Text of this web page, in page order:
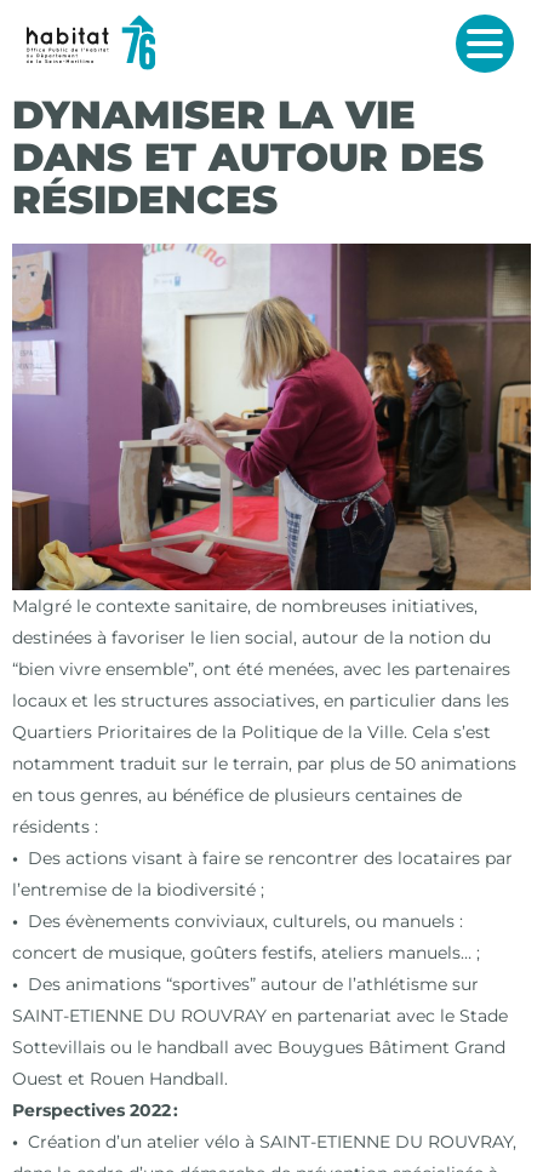
MENU
DYNAMISER LA VIE
DANS ET AUTOUR DES
RÉSIDENCES
Malgré le contexte sanitaire, de nombreuses initiatives,
destinées à favoriser le lien social, autour de la notion du
“bien vivre ensemble”, ont été menées, avec les partenaires
locaux et les structures associatives, en particulier dans les
Quartiers Prioritaires de la Politique de la Ville. Cela s’est
notamment traduit sur le terrain, par plus de 50 animations
en tous genres, au bénéfice de plusieurs centaines de
résidents :
•Des actions visant à faire se rencontrer des locataires par
l’entremise de la biodiversité ;
• Des évènements conviviaux, culturels, ou manuels :
concert de musique, goûters festifs, ateliers manuels… ;
•Des animations “sportives” autour de l’athlétisme sur
SAINT-ETIENNE DU ROUVRAY en partenariat avec le Stade
Sottevillais ou le handball avec Bouygues Bâtiment Grand
Ouest et Rouen Handball.
Perspectives 2022 :
• Création d’un atelier vélo à SAINT-ETIENNE DU ROUVRAY,